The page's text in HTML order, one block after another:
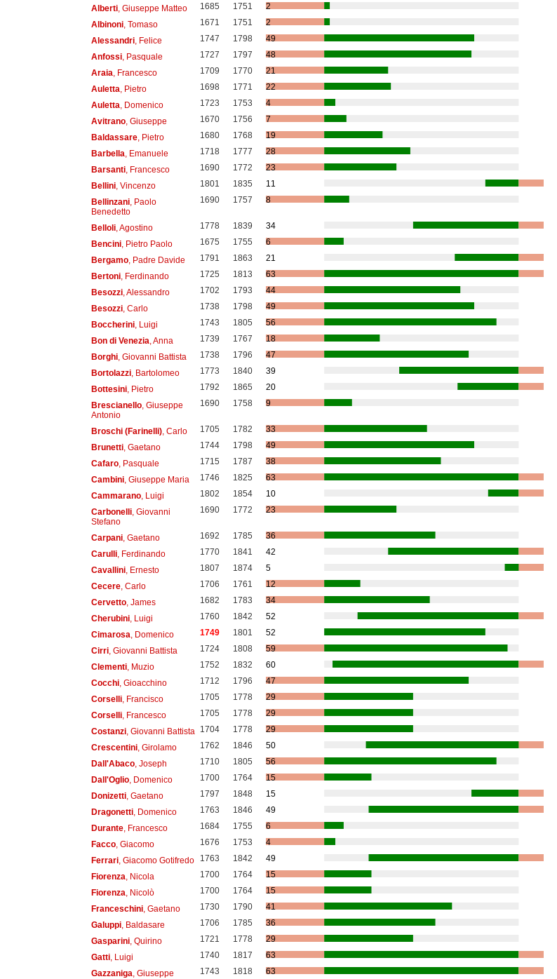
Alberti, Giuseppe Matteo 1685 1751
2
Albinoni, Tomaso 1671 1751
2
Alessandri, Felice 1747 1798
49
Anfossi, Pasquale 1727 1797
48
Araia , Francesco 1709 1770
21
Auletta , Pietro 1698 1771
22
Auletta , Domenico 1723 1753
4
Avitrano, Giuseppe 1670 1756
7
Baldassare, Pietro 1680 1768
19
Barbella , Emanuele 1718 1777
28
Barsanti, Francesco 1690 1772
23
Bellini, Vincenzo 1801 1835
11
Bellinzani, Paolo
Benedetto
1690 1757 8
Belloli, Agostino 1778 1839
34
Bencini, Pietro Paolo 1675 1755
6
Bergamo, Padre Davide 1791 1863
21
Bertoni, Ferdinando 1725 1813
63
Besozzi, Alessandro 1702 1793
44
Besozzi, Carlo 1738 1798
49
Boccherini, Luigi 1743 1805
56
Bon di Venezia , Anna 1739 1767
18
Borghi, Giovanni Battista 1738 1796
47
Bortolazzi, Bartolomeo 1773 1840
39
Bottesini, Pietro 1792 1865
20
Brescianello, Giuseppe
Antonio
1690 1758 9
Broschi (Farinelli), Carlo 1705 1782
33
Brunetti, Gaetano 1744 1798
49
Cafaro, Pasquale 1715 1787
38
Cambini, Giuseppe Maria 1746 1825
63
Cammarano, Luigi 1802 1854
10
Carbonelli, Giovanni
Stefano
1690 1772 23
Carpani, Gaetano 1692 1785
36
Carulli, Ferdinando 1770 1841
42
Cavallini, Ernesto 1807 1874
5
Cecere, Carlo 1706 1761
12
Cervetto, James 1682 1783
34
Cherubini, Luigi 1760 1842
52
Cimarosa , Domenico 1749 1801
52
Cirri, Giovanni Battista 1724 1808
59
Clementi, Muzio 1752 1832
60
Cocchi, Gioacchino 1712 1796
47
Corselli, Francisco 1705 1778
29
Corselli, Francesco 1705 1778
29
Costanzi, Giovanni Battista 1704 1778
29
Crescentini, Girolamo 1762 1846
50
Dall'Abaco, Joseph 1710 1805
56
Dall'Oglio, Domenico 1700 1764
15
Donizetti, Gaetano 1797 1848
15
Dragonetti, Domenico 1763 1846
49
Durante, Francesco 1684 1755
6
Facco, Giacomo 1676 1753
4
Ferrari, Giacomo Gotifredo 1763 1842
49
Fiorenza , Nicola 1700 1764
15
Fiorenza , Nicolò 1700 1764
15
Franceschini, Gaetano 1730 1790
41
Galuppi, Baldasare 1706 1785
36
Gasparini, Quirino 1721 1778
29
Gatti, Luigi 1740 1817
63
Gazzaniga , Giuseppe 1743 1818
63